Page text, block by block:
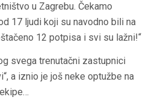
u Zagrebu. Čekamo
17 ljudi koji su navodno bili na
12 potpisa i svi su lažni!“
svega trenutačni zastupnici
a iznio je još neke optužbe na